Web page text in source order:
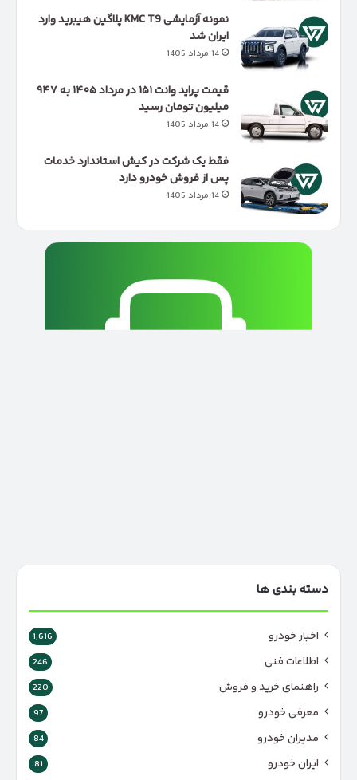
نمونه آزمایشی KMC T9 پلاگین هیبرید وارد
ایران شد
14 مرداد 1405
قیمت پراید وانت ۱۵۱ در مرداد ۱۴۰۵ به ۹۴۷
میلیون تومان رسید
14 مرداد 1405
فقط یک شرکت در کیش استاندارد خدمات
پس از فروش خودرو دارد
14 مرداد 1405
دسته بندی ها
اخبار خودرو 1,616
اطلاعات فنی 246
راهنمای خرید و فروش 220
معرفی خودرو 97
مدیران خودرو 84
ایران خودرو 81